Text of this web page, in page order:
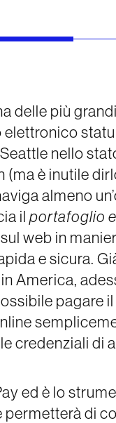
delle più
nello
(ma è inutile
almeno
ilportafoglio
web in
e sicura.
America,
pagare
credenziali di
ed è lo
permetterà di